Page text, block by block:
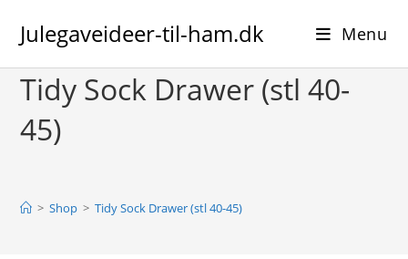
content
Julegaveideer-til-ham.dk Menu
Tidy Sock Drawer (stl 40-
45)
> Shop > Tidy Sock Drawer (stl 40-45)